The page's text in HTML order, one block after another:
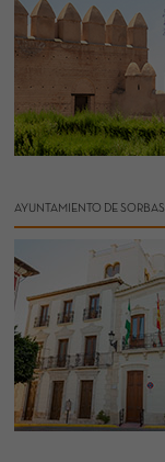
AYUNTAMIENTO DE SORBAS